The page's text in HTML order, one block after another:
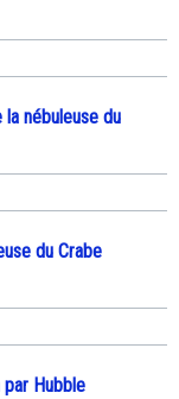
nébuleuse du
du Crabe
par Hubble